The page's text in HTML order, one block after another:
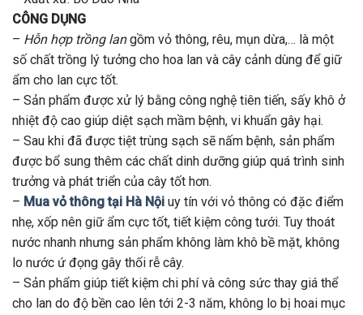
CÔNG DỤNG
– Hỗn hợp trồng langồm vỏ thông, rêu, mụn dừa,… là một
số chất trồng lý tưởng cho hoa lan và cây cảnh dùng để giữ
ẩm cho lan cực tốt.
– Sản phẩm được xử lý bằng công nghệ tiên tiến, sấy khô ở
nhiệt độ cao giúp diệt sạch mầm bệnh, vi khuẩn gây hại.
– Sau khi đã được tiệt trùng sạch sẽ nấm bệnh, sản phẩm
được bổ sung thêm các chất dinh dưỡng giúp quá trình sinh
trưởng và phát triển của cây tốt hơn.
– Mua vỏ thông tại Hà Nội uy tín với vỏ thông có đặc điểm
nhẹ, xốp nên giữ ẩm cực tốt, tiết kiệm công tưới. Tuy thoát
nước nhanh nhưng sản phẩm không làm khô bề mặt, không
lo nước ứ đọng gây thối rễ cây.
– Sản phẩm giúp tiết kiệm chi phí và công sức thay giá thể
cho lan do độ bền cao lên tới 2-3 năm, không lo bị hoai mục